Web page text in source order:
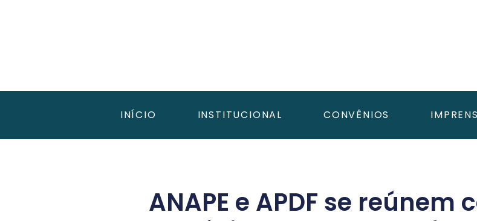
INÍCIO INSTITUCIONAL CONVÊNIOS
ANAPE e APDF se reúnem